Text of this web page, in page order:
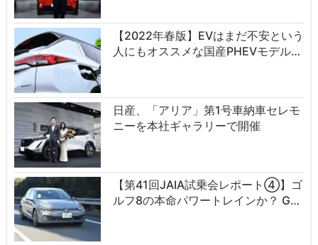
【2022年春版】EVはまだ不安という
人にもオススメな国産PHEVモデル…
日産、「アリア」第1号車納車セレモ
ニーを本社ギャラリーで開催
【第41回JAIA試乗会レポート④】ゴ
ルフ8の本命パワートレインか？ G…